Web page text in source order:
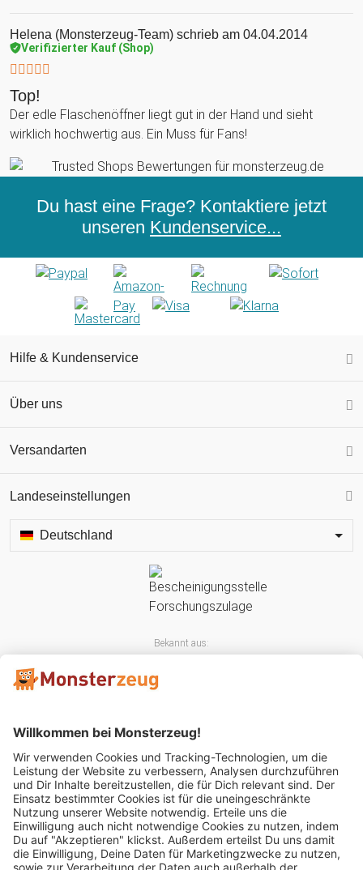
Helena (Monsterzeug-Team) schrieb am 04.04.2014
Verifizierter Kauf (Shop)
Top!
Der edle Flaschenöffner liegt gut in der Hand und sieht
wirklich hochwertig aus. Ein Muss für Fans!
Du hast eine Frage? Kontaktiere jetzt
unseren Kundenservice...
Hilfe & Kundenservice
Über uns
Versandarten
Landeseinstellungen
Deutschland
Bekannt aus:
Mitglied im: